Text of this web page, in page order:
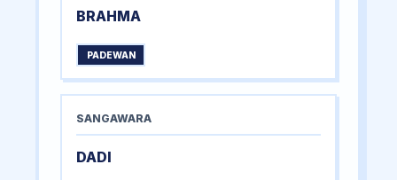
BRAHMA
PADEWAN
SANGAWARA
DADI